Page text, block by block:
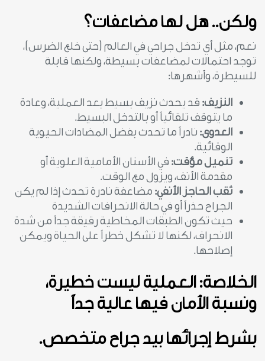
ولكن.. هل لها مضاعفات؟
نعم، مثل أي تدخل جراحي في العالم (حتى خلع الضرس)،
توجد احتمالات لمضاعفات بسيطة، ولكنها قابلة
للسيطرة، وأشهرها:
النزيف:قد يحدث نزيف بسيط بعد العملية، وعادة
ما يتوقف تلقائياً أو بالتدخل البسيط.
العدوى:نادراً ما تحدث بفضل المضادات الحيوية
الوقائية.
تنميل مؤقت:في الأسنان الأمامية العلوية أو
مقدمة الأنف، ويزول مع الوقت.
ثقب الحاجز الأنفي:مضاعفة نادرة تحدث إذا لم يكن
الجراح حذراً أو في حالة الانحرافات الشديدة
حيث تكون الطبقات المخاطية رقيقة جداً من شدة
الانحراف، لكنها لا تشكل خطراً على الحياة ويمكن
إصلاحها.
الخلاصة: العملية ليست خطيرة،
ونسبة الأمان فيها عالية جداً
بشرط إجرائها بيد جراح متخصص.